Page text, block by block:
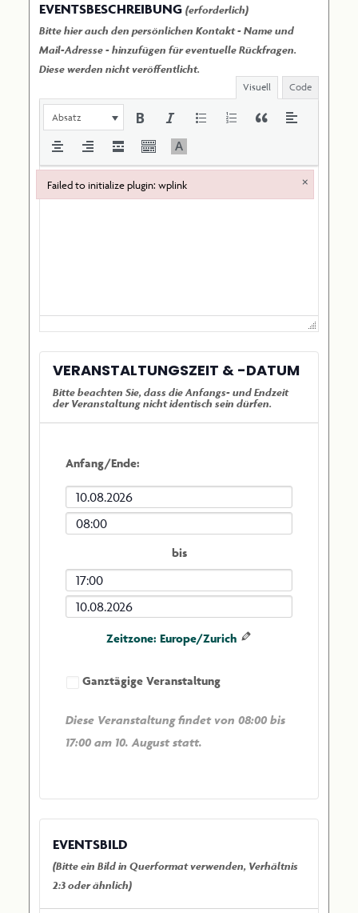
EVENTSBESCHREIBUNG (erforderlich)
Bitte hier auch den persönlichen Kontakt - Name und
Mail-Adresse - hinzufügen für eventuelle Rückfragen.
Diese werden nicht veröffentlicht.
Visuell Code
Absatz
VERANSTALTUNGSZEIT & -DATUM
Anfang/Ende:
Anfangsdatum
der
Veranstaltung
Anfangszeit
Veranstaltung
bis
Endzeit
der
Veranstaltung
Enddatum
Zeitzone: Europe/Zurich
Ganztägige Veranstaltung
Diese Veranstaltung findet von 08:00 bis
17:00 am 10. August statt.
EVENTSBILD
Failed to initialize plugin: wplink ×
Failed to initialize plugin: wplink